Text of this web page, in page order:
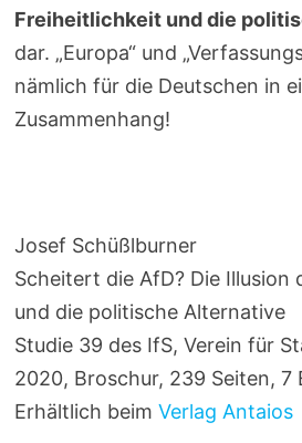
Freiheitlichkeit und die
dar. „Europa“ und
nämlich für die Deutschen in
Zusammenhang!
Josef Schüßlburner
Scheitert die AfD? Die Illusion
und die politische Alternative
Studie 39 des IfS, Verein für
2020, Broschur, 239 Seiten, 7
Erhältlich beim Verlag Antaios